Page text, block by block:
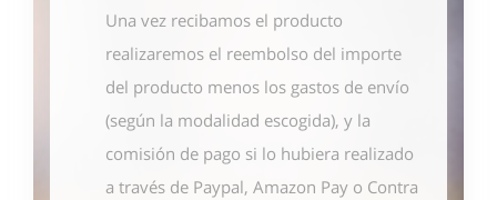
Una vez recibamos el producto
realizaremos el reembolso del importe
del producto menos los gastos de envío
(según la modalidad escogida), y la
comisión de pago si lo hubiera realizado
a través de Paypal, Amazon Pay o Contra